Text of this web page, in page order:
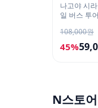
나고야 시
일 버스 투
108,000원
45%
N스토